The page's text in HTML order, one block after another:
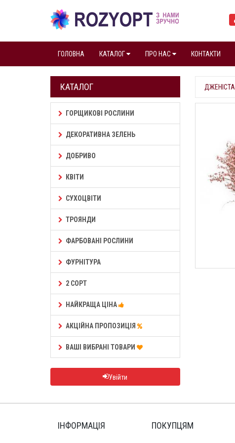
ГОЛОВНА КАТАЛОГ ПРО НАС КОНТАКТИ
КАТАЛОГ
ГОРЩИКОВІ РОСЛИНИ
ДЕКОРАТИВНА ЗЕЛЕНЬ
ДОБРИВО
КВІТИ
СУХОЦВІТИ
ТРОЯНДИ
ФАРБОВАНІ РОСЛИНИ
ФУРНІТУРА
2 СОРТ
НАЙКРАЩА ЦІНА
АКЦІЙНА ПРОПОЗИЦІЯ
ВАШІ ВИБРАНІ ТОВАРИ
Увійти
ДЖЕНІСТА
ІНФОРМАЦІЯ ПОКУПЦЯМ